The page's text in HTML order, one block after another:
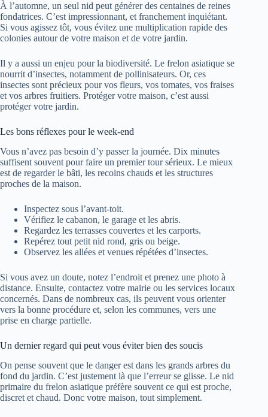
À l’automne, un seul nid peut générer des centaines de reines
fondatrices. C’est impressionnant, et franchement inquiétant.
Si vous agissez tôt, vous évitez une multiplication rapide des
colonies autour de votre maison et de votre jardin.
Il y a aussi un enjeu pour la biodiversité. Le frelon asiatique se
nourrit d’insectes, notamment de pollinisateurs. Or, ces
insectes sont précieux pour vos fleurs, vos tomates, vos fraises
et vos arbres fruitiers. Protéger votre maison, c’est aussi
protéger votre jardin.
Les bons réflexes pour le week-end
Vous n’avez pas besoin d’y passer la journée. Dix minutes
suffisent souvent pour faire un premier tour sérieux. Le mieux
est de regarder le bâti, les recoins chauds et les structures
proches de la maison.
Inspectez sous l’avant-toit.
Vérifiez le cabanon, le garage et les abris.
Regardez les terrasses couvertes et les carports.
Repérez tout petit nid rond, gris ou beige.
Observez les allées et venues répétées d’insectes.
Si vous avez un doute, notez l’endroit et prenez une photo à
distance. Ensuite, contactez votre mairie ou les services locaux
concernés. Dans de nombreux cas, ils peuvent vous orienter
vers la bonne procédure et, selon les communes, vers une
prise en charge partielle.
Un dernier regard qui peut vous éviter bien des soucis
On pense souvent que le danger est dans les grands arbres du
fond du jardin. C’est justement là que l’erreur se glisse. Le nid
primaire du frelon asiatique préfère souvent ce qui est proche,
discret et chaud. Donc votre maison, tout simplement.